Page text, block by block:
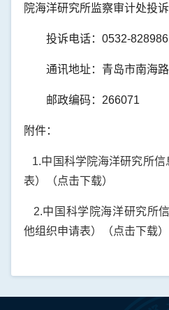
院海洋研究所监察审计处投诉
投诉电话：0532-
通讯地址：青岛市南海路
邮政编码：266071
附件：
1.中国科学院海洋研究所
表）（点击下载）
2.中国科学院海洋研究所
他组织申请表）（点击下载）